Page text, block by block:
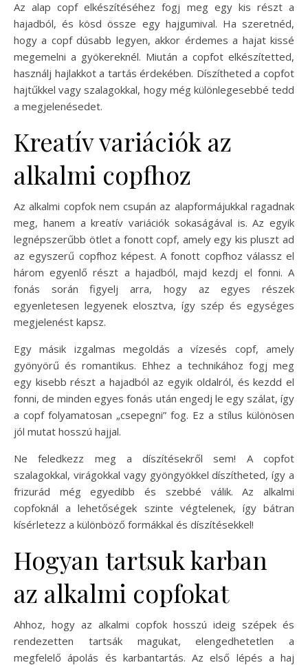
Az alap copf elkészítéséhez fogj meg egy kis részt a
hajadból, és kösd össze egy hajgumival. Ha szeretnéd,
hogy a copf dúsabb legyen, akkor érdemes a hajat kissé
megemelni a gyökereknél. Miután a copfot elkészítetted,
használj hajlakkot a tartás érdekében. Díszítheted a copfot
hajtűkkel vagy szalagokkal, hogy még különlegesebbé tedd
a megjelenésedet.
Kreatív variációk az
alkalmi copfhoz
Az alkalmi copfok nem csupán az alapformájukkal ragadnak
meg, hanem a kreatív variációk sokaságával is. Az egyik
legnépszerűbb ötlet a fonott copf, amely egy kis pluszt ad
az egyszerű copfhoz képest. A fonott copfhoz válassz el
három egyenlő részt a hajadból, majd kezdj el fonni. A
fonás során figyelj arra, hogy az egyes részek
egyenletesen legyenek elosztva, így szép és egységes
megjelenést kapsz.
Egy másik izgalmas megoldás a vízesés copf, amely
gyönyörű és romantikus. Ehhez a technikához fogj meg
egy kisebb részt a hajadból az egyik oldalról, és kezdd el
fonni, de minden egyes fonás után engedj le egy szálat, így
a copf folyamatosan „csepegni” fog. Ez a stílus különösen
jól mutat hosszú hajjal.
Ne feledkezz meg a díszítésekről sem! A copfot
szalagokkal, virágokkal vagy gyöngyökkel díszítheted, így a
frizurád még egyedibb és szebbé válik. Az alkalmi
copfoknál a lehetőségek szinte végtelenek, így bátran
kísérletezz a különböző formákkal és díszítésekkel!
Hogyan tartsuk karban
az alkalmi copfokat
Ahhoz, hogy az alkalmi copfok hosszú ideig szépek és
rendezetten tartsák magukat, elengedhetetlen a
megfelelő ápolás és karbantartás. Az első lépés a haj